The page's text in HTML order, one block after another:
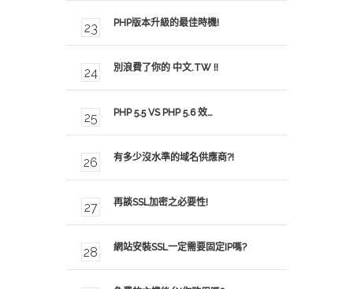
PHP版本升級的最佳時機!
別浪費了你的 中文.TW !!
PHP 5.5 VS PHP 5.6 效…
有多少沒水準的域名供應商?!
再談SSL加密之必要性!
網站安裝SSL一定需要固定IP嗎?